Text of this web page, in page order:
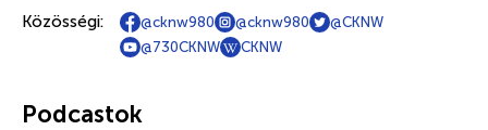
Közösségi: @cknw980 @cknw980
@CKNW
@730CKNW
CKNW
Podcastok